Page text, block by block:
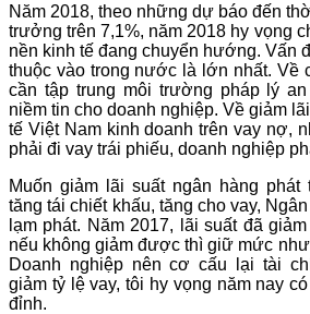
Năm 2018, theo những dự báo đến
trưởng trên 7,1%, năm 2018 hy vọng
nền kinh tế đang chuyển hướng. Vấn
thuộc vào trong nước là lớn nhất. Về
cần tập trung môi trường pháp lý
niềm tin cho doanh nghiệp. Về giảm
tế Việt Nam kinh doanh trên vay nợ,
phải đi vay trái phiếu, doanh nghiệp
Muốn giảm lãi suất ngân hàng phát
tăng tái chiết khấu, tăng cho vay,
lạm phát. Năm 2017, lãi suất đã
nếu không giảm được thì giữ mức
Doanh nghiệp nên cơ cấu lại tài
giảm tỷ lệ vay, tôi hy vọng năm nay
đỉnh.